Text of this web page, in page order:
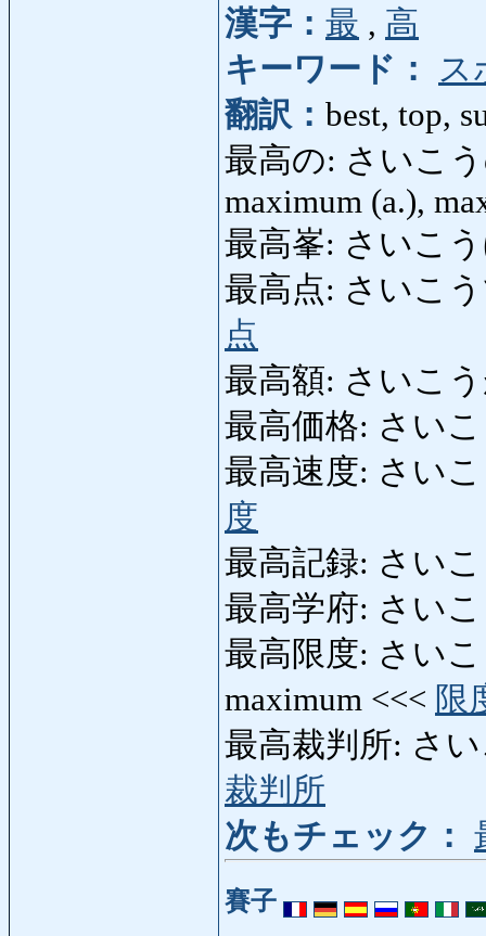
漢字： 最 , 高
キーワード：
ス
翻訳： best, top,
最高の: さいこう
maximum (a.),
最高峯: さいこ
最高点: さいこう
点
最高額: さいこ
最高価格: さい
最高速度: さい
度
最高記録: さい
最高学府: さいこ
最高限度: さい
maximum <<< 限
最高裁判所: さ
裁判所
次もチェック：
賽子